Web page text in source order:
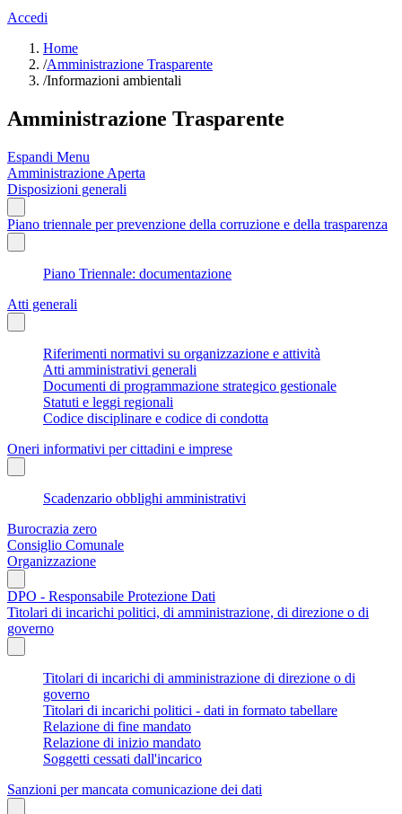
Accedi
Home
/Amministrazione Trasparente
/Informazioni ambientali
Amministrazione Trasparente
Espandi Menu
Amministrazione Aperta
Disposizioni generali
Piano triennale per prevenzione della corruzione e della trasparenza
Piano Triennale: documentazione
Atti generali
Riferimenti normativi su organizzazione e attività
Atti amministrativi generali
Documenti di programmazione strategico gestionale
Statuti e leggi regionali
Codice disciplinare e codice di condotta
Oneri informativi per cittadini e imprese
Scadenzario obblighi amministrativi
Burocrazia zero
Consiglio Comunale
Organizzazione
DPO - Responsabile Protezione Dati
Titolari di incarichi politici, di amministrazione, di direzione o di
governo
Titolari di incarichi di amministrazione di direzione o di
governo
Titolari di incarichi politici - dati in formato tabellare
Relazione di fine mandato
Relazione di inizio mandato
Soggetti cessati dall'incarico
Sanzioni per mancata comunicazione dei dati